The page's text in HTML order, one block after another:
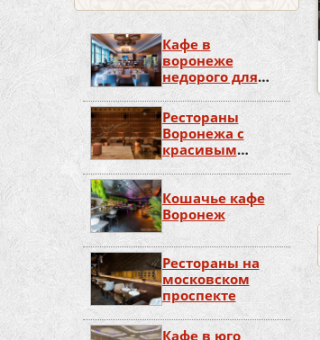
Кафе в
воронеже
недорого для
дня рождения
Рестораны
Воронежа с
красивым
видом
Кошачье кафе
Воронеж
Рестораны на
московском
проспекте
Кафе в юго
3 0